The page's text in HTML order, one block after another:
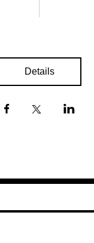
Details